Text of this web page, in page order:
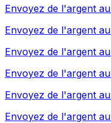
Envoyez de l'argent au
Envoyez de l'argent au
Envoyez de l'argent au
Envoyez de l'argent au
Envoyez de l'argent au
Envoyez de l'argent au